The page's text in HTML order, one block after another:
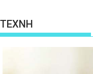
ΤΕΧΝΗ